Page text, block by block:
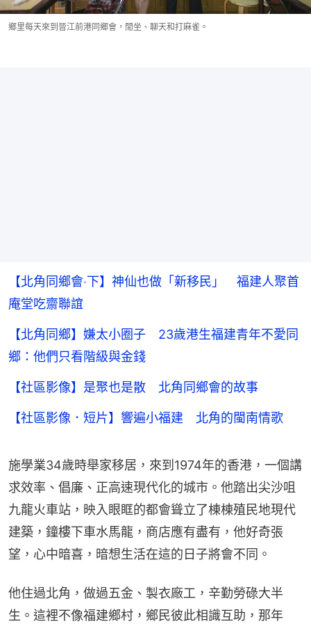
鄉里每天來到晉江前港同鄉會，閒坐、聊天和打麻雀。
【北角同鄉會‧下】神仙也做「新移民」 福建人聚首
庵堂吃齋聯誼
【北角同鄉】嫌太小圈子 23歲港生福建青年不愛同
鄉：他們只看階級與金錢
【社區影像】是聚也是散 北角同鄉會的故事
【社區影像．短片】響遍小福建 北角的閩南情歌
施學業34歲時舉家移居，來到1974年的香港，一個講
求效率、倡廉、正高速現代化的城市。他踏出尖沙咀
九龍火車站，映入眼眶的都會聳立了棟棟殖民地現代
建築，鐘樓下車水馬龍，商店應有盡有，他好奇張
望，心中暗喜，暗想生活在這的日子將會不同。
他住過北角，做過五金、製衣廠工，辛勤勞碌大半
生。這裡不像福建鄉村，鄉民彼此相識互助，那年